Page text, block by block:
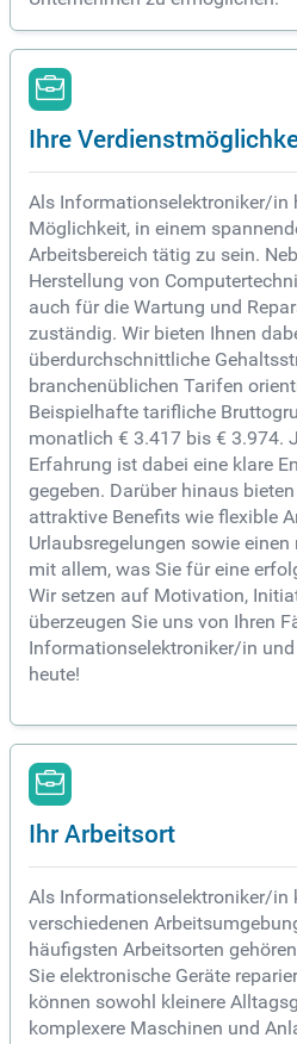
Ihre
Als Informationselektroniker/in
Möglichkeit, in einem
Arbeitsbereich tätig zu sein.
Herstellung von
auch für die Wartung und
zuständig. Wir bieten Ihnen
überdurchschnittliche
branchenüblichen Tarifen
Beispielhafte tarifliche
monatlich € 3.417 bis € 3.974.
Erfahrung ist dabei eine klare
gegeben. Darüber hinaus
attraktive Benefits wie flexible
Urlaubsregelungen sowie
mit allem, was Sie für eine
Wir setzen auf Motivation,
überzeugen Sie uns von Ihren
Informationselektroniker/in
heute!
Ihr Arbeitsort
Als Informationselektroniker/in
verschiedenen
häufigsten Arbeitsorten
Sie elektronische Geräte
können sowohl kleinere
komplexere Maschinen und